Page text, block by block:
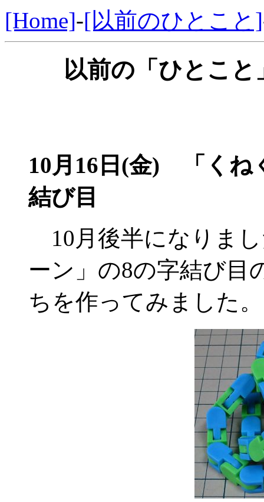
[Home]-[以前のひとこと]
以前の「ひとこ
10月16日(金) 「くね
結び目
10月後半になりま
ーン」の8の字結び目
ちを作ってみました。